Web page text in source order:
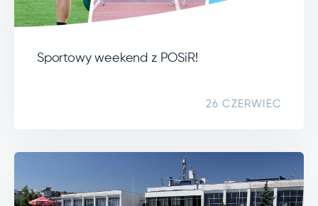
Sportowy weekend z POSiR!
26 CZERWIEC